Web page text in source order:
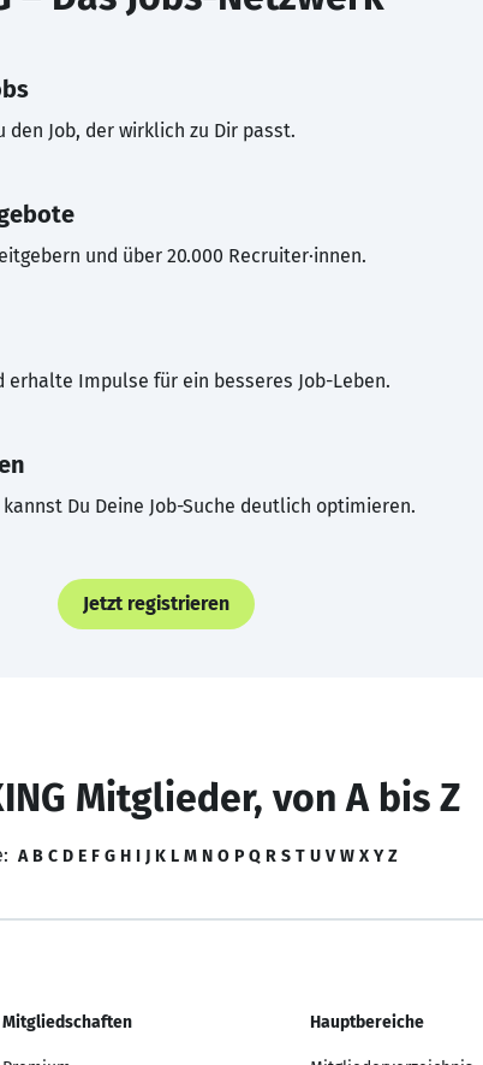
den Job, der wirklich zu Dir passt.
und über 20.000 Recruiter·innen.
erhalte Impulse für ein besseres Job-Leben.
Du Deine Job-Suche deutlich optimieren.
Jetzt registrieren
Mitglieder, von A bis Z
A B C D E F G H I J K L M N O P Q R S T U V W X Y Z
Mitgliedschaften Hauptbereiche